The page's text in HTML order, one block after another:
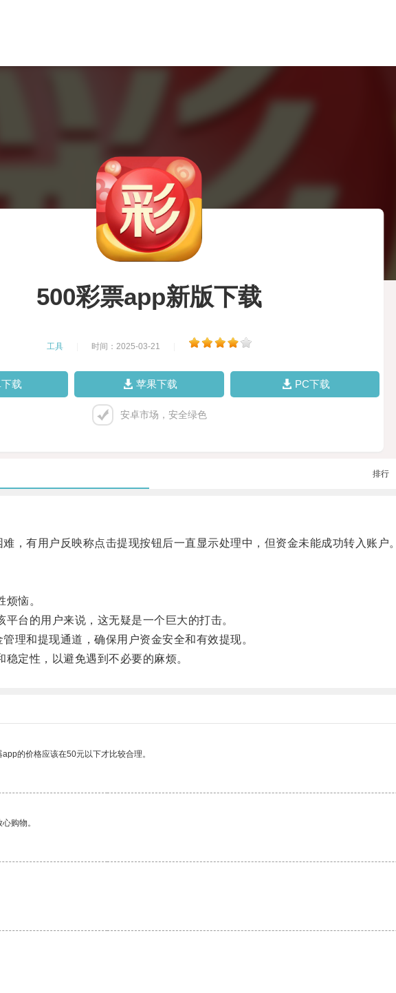
500彩票app新版下载
工具 时间：2025-03-21
载 苹果下载 PC下载
安卓市场，安全绿色
排行
有用户反映称点击提现按钮后一直显示处理中，但资金未能成功转入账户。
恼。
台的用户来说，这无疑是一个巨大的打击。
和提现通道，确保用户资金安全和有效提现。
定性，以避免遇到不必要的麻烦。
的价格应该在50元以下才比较合理。
购物。